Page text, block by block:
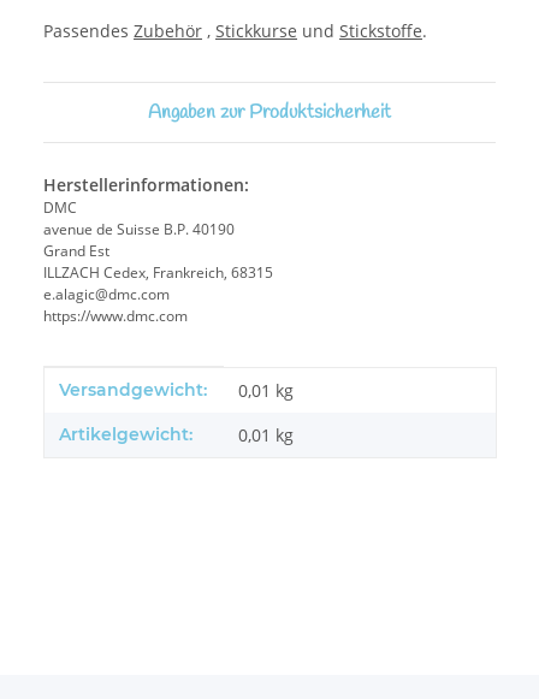
Passendes Zubehör , Stickkurse und Stickstoffe.
Angaben zur Produktsicherheit
Herstellerinformationen:
DMC
avenue de Suisse B.P. 40190
Grand Est
ILLZACH Cedex, Frankreich, 68315
e.alagic@dmc.com
https://www.dmc.com
Produkteigenschaft
Wert
Versandgewicht: 0,01 kg
Artikelgewicht: 0,01 kg